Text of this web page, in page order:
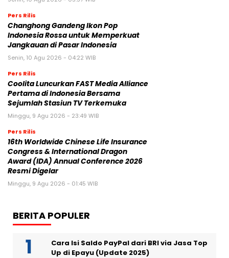
Pers Rilis
Changhong Gandeng Ikon Pop
Indonesia Rossa untuk Memperkuat
Jangkauan di Pasar Indonesia
Senin, 10 Agu 2026 - 04:22 WIB
Pers Rilis
Coolita Luncurkan FAST Media Alliance
Pertama di Indonesia Bersama
Sejumlah Stasiun TV Terkemuka
Minggu, 9 Agu 2026 - 23:49 WIB
Pers Rilis
16th Worldwide Chinese Life Insurance
Congress & International Dragon
Award (IDA) Annual Conference 2026
Resmi Digelar
Minggu, 9 Agu 2026 - 01:45 WIB
BERITA POPULER
Cara Isi Saldo PayPal dari BRI via Jasa Top
Up di Epayu (Update 2025)